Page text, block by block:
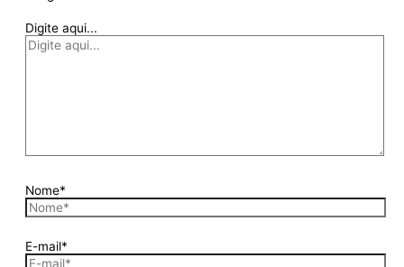
Digite aqui...
Nome*
E-mail*